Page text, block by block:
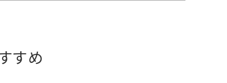
すめ